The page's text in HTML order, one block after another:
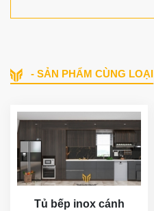
- SẢN PHẨM CÙNG LOẠI
Tủ bếp inox cánh